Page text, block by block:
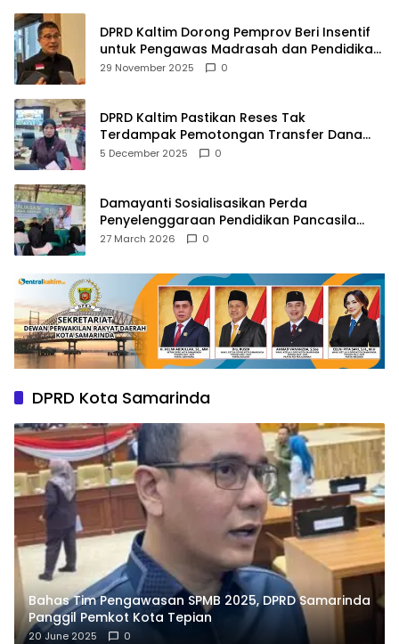
DPRD Kaltim Dorong Pemprov Beri Insentif
untuk Pengawas Madrasah dan Pendidikan
Agama
29 November 2025 0
DPRD Kaltim Pastikan Reses Tak
Terdampak Pemotongan Transfer Dana
Pusat
5 December 2025 0
Damayanti Sosialisasikan Perda
Penyelenggaraan Pendidikan Pancasila
dan Wawasan Kebangsaan
27 March 2026 0
DPRD Kota Samarinda
Bahas Tim Pengawasan SPMB 2025, DPRD Samarinda
Panggil Pemkot Kota Tepian
20 June 2025 0